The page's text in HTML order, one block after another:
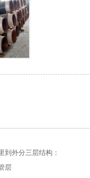
到外分三层结构：
层